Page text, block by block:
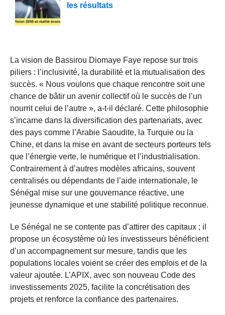
les résultats
La vision de Bassirou Diomaye Faye repose sur trois
piliers : l’inclusivité, la durabilité et la mutualisation des
succès. « Nous voulons que chaque rencontre soit une
chance de bâtir un avenir collectif où le succès de l’un
nourrit celui de l’autre », a-t-il déclaré. Cette philosophie
s’incarne dans la diversification des partenariats, avec
des pays comme l’Arabie Saoudite, la Turquie ou la
Chine, et dans la mise en avant de secteurs porteurs tels
que l’énergie verte, le numérique et l’industrialisation.
Contrairement à d’autres modèles africains, souvent
centralisés ou dépendants de l’aide internationale, le
Sénégal mise sur une gouvernance réactive, une
jeunesse dynamique et une stabilité politique reconnue.
Le Sénégal ne se contente pas d’attirer des capitaux ; il
propose un écosystème où les investisseurs bénéficient
d’un accompagnement sur mesure, tandis que les
populations locales voient se créer des emplois et de la
valeur ajoutée. L’APIX, avec son nouveau Code des
investissements 2025, facilite la concrétisation des
projets et renforce la confiance des partenaires.